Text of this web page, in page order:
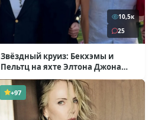
10,5к
25
Звёздный круиз: Бекхэмы и
Пельтц на яхте Элтона Джона
( 12 фото )
+97